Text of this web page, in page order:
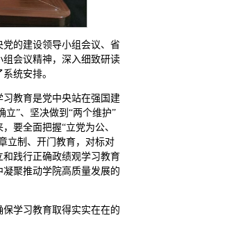
的建设领导小组会议、省
会议精神，深入细致研读
统安排。
教育是党中央站在强国建
立”、坚决做到“两个维护”
要全面把握“立党为公、
立制、开门教育，对标对
践行正确政绩观学习教育
聚推动学院高质量发展的
学习教育取得实实在在的